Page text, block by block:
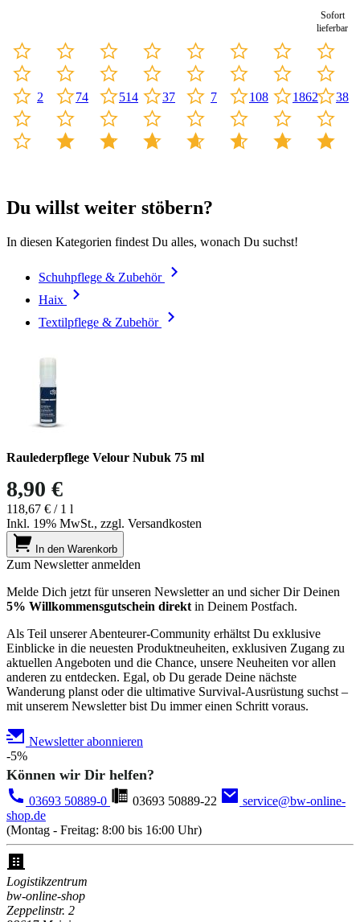
2 74 514 37 7 108 1862
Sofort
lieferbar
38
Du willst weiter stöbern?
In diesen Kategorien findest Du alles, wonach Du suchst!
Schuhpflege & Zubehör
Haix
Textilpflege & Zubehör
Raulederpflege Velour Nubuk 75 ml
8,90 €
118,67 € / 1 l
Inkl. 19% MwSt., zzgl. Versandkosten
In den Warenkorb
Zum Newsletter anmelden
Melde Dich jetzt für unseren Newsletter an und sicher Dir Deinen
5% Willkommensgutschein direkt in Deinem Postfach.
Als Teil unserer Abenteurer-Community erhältst Du exklusive
Einblicke in die neuesten Produktneuheiten, exklusiven Zugang zu
aktuellen Angeboten und die Chance, unsere Neuheiten vor allen
anderen zu entdecken. Egal, ob Du gerade Deine nächste
Wanderung planst oder die ultimative Survival-Ausrüstung suchst –
mit unserem Newsletter bist Du immer einen Schritt voraus.
Newsletter abonnieren
-5%
Können wir Dir helfen?
03693 50889-0 03693 50889-22
service@bw-online-
shop.de
(Montag - Freitag: 8:00 bis 16:00 Uhr)
Logistikzentrum
bw-online-shop
Zeppelinstr. 2